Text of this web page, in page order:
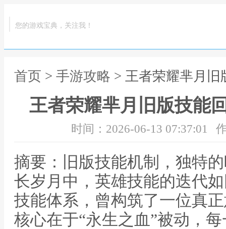
您的游戏宝典，关注我！
首页 > 手游攻略 > 王者荣耀芈月
王者荣耀芈月旧版技能
时间：2026-06-13 07:37:01
摘要：旧版技能机制，独特
长岁月中，英雄技能的迭代
技能体系，曾构筑了一位真
核心在于“永生之血”被动，